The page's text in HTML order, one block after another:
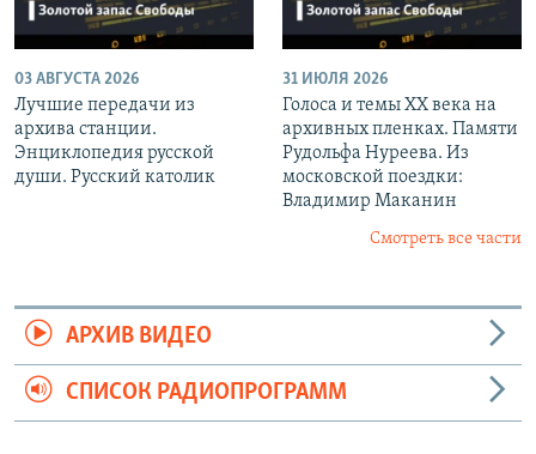
03 АВГУСТА 2026
Лучшие передачи из
архива станции.
Энциклопедия русской
души. Русский католик
31 ИЮЛЯ 2026
Голоса и темы XX века на
архивных пленках. Памяти
Рудольфа Нуреева. Из
московской поездки:
Владимир Маканин
Смотреть все части
АРХИВ ВИДЕО
СПИСОК РАДИОПРОГРАММ